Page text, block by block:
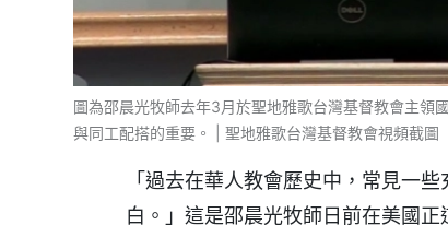
圖為邵晨光牧師去年3月於聖地雅歌台灣基督教會主領
與同工配搭的重要。 | 聖地雅歌台灣基督教會視頻截圖
「過去在華人教會歷史中，常見一
白。」這是邵晨光牧師日前在美國